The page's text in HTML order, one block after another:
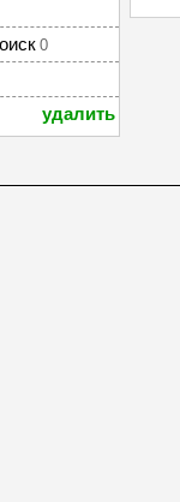
0
удалить